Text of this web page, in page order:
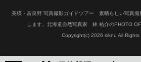
美瑛・富良野 写真撮影ガイドツアー 素晴らしい写真撮
します。北海道自然写真家 林 祐介のPHOTO
Copyright(c) 2026 siknu All Rights